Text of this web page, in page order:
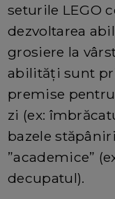
seturile LEGO
dezvoltarea
grosiere la
abilități sunt
premise
zi (ex:
bazele
”academice”
decupatul).